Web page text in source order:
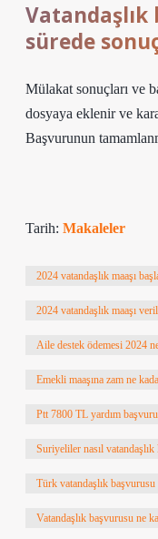
sürede
Mülakat sonuçları ve
dosyaya eklenir ve
Başvurunun
Tarih: Makaleler
2024 vatandaşlık maaşı
2024 vatandaşlık maaşı
Aile destek ödemesi 2024
Emekli maaşına zam ne
Ptt 7800 TL yardım
Suriyeliler nasıl vatandaşlık
Türk vatandaşlık başvurusu
Vatandaşlık başvurusu ne